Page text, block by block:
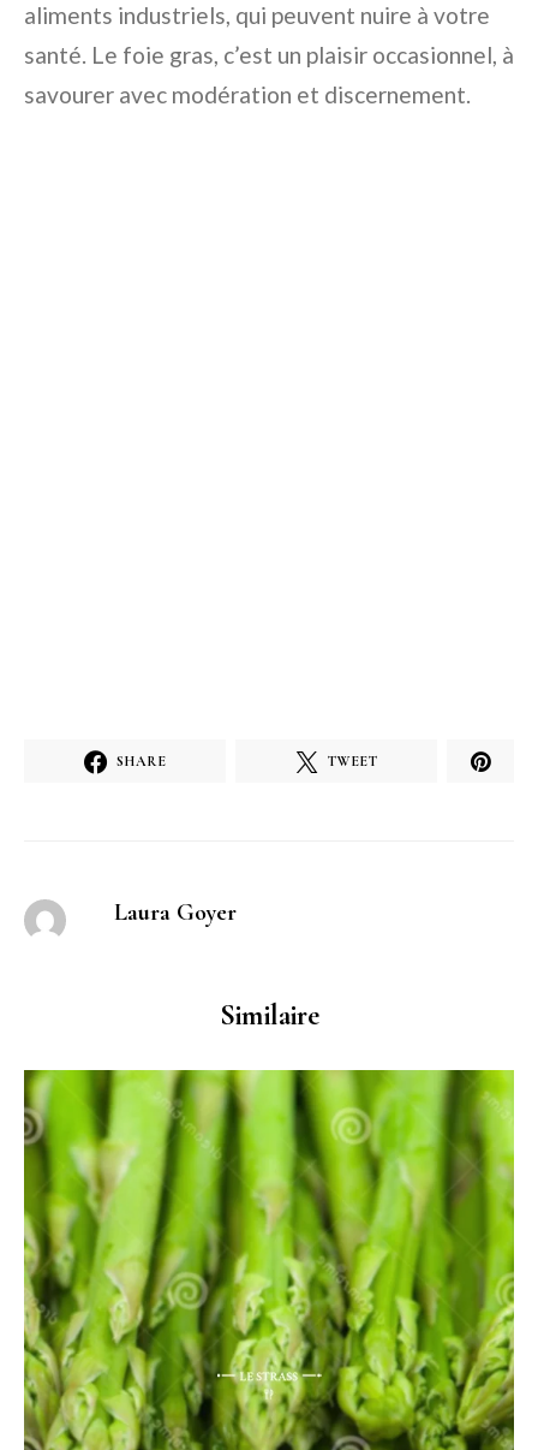
aliments industriels, qui peuvent nuire à votre
santé. Le foie gras, c’est un plaisir occasionnel, à
savourer avec modération et discernement.
SHARE TWEET
Laura Goyer
Similaire